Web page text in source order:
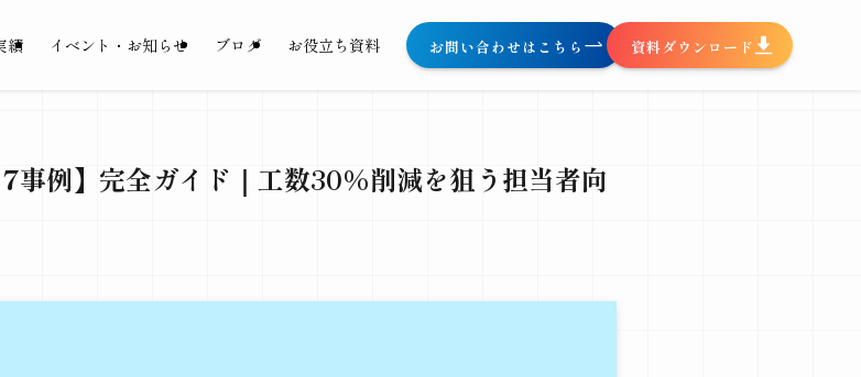
績 イベント・お知らせ ブログ お役立ち資料 お問い合わせはこちら 資料ダウンロード
例】完全ガイド｜工数30%削減を狙う担当者向